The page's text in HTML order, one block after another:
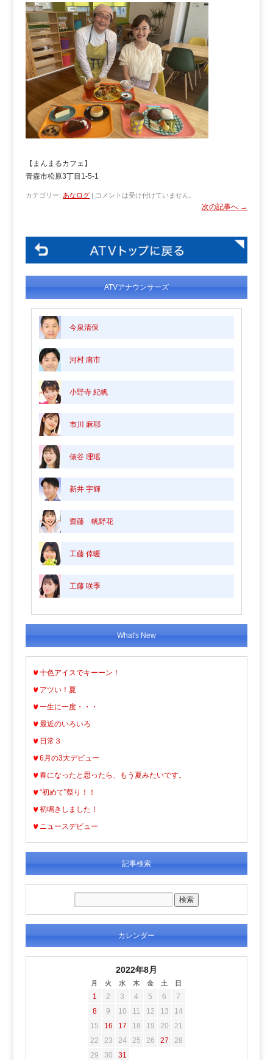
【まんまるカフェ】
青森市松原3丁目1-5-1
カテゴリー: あなログ コメントは受け付けていません。
次の記事へ →
ATVアナウンサーズ
今泉清保
河村 庸市
小野寺 紀帆
市川 麻耶
俵谷 理瑶
新井 宇輝
齋藤 帆野花
工藤 倖暖
工藤 咲季
What's New
十色アイスでキーーン！
アツい！夏
一生に一度・・・
最近のいろいろ
日常３
6月の3大デビュー
春になったと思ったら、もう夏みたいです。
“初めて”祭り！！
初鳴きしました！
ニュースデビュー
記事検索
カレンダー
2022年8月
月 火 水 木 金 土 日
1 2 3 4 5 6
7
8
9 10 11 12 13
14
15
16 17 18 19 20
21
22
23 24 25 26 27
28
29
30 31